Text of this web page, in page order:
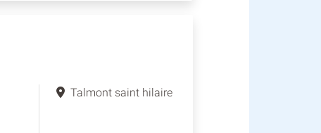
Talmont saint hilaire